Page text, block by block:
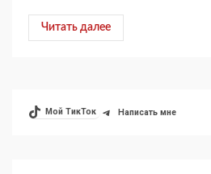
Читать далее
Мой ТикТок Написать мне